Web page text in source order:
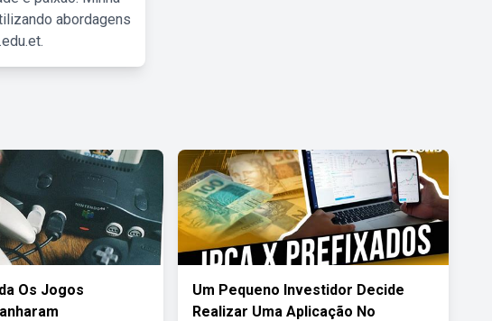
abordagens
Os Jogos
Um Pequeno Investidor Decide
Realizar Uma Aplicação No